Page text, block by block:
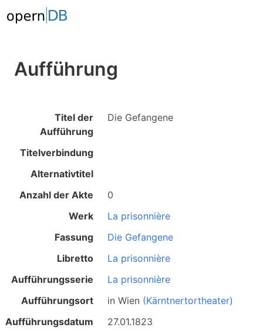
Aufführung
Titel der
Aufführung
Die Gefangene
Titelverbindung
Alternativtitel
Anzahl der Akte
0
Werk
La prisonnière
Fassung
Die Gefangene
Libretto
La prisonnière
Aufführungsserie
La prisonnière
Aufführungsort
inWien (Kärntnertortheater)
Aufführungsdatum
27.01.1823